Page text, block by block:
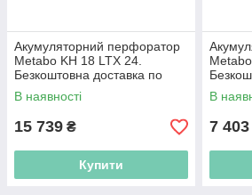
Акумуляторний перфоратор
Metabo KH 18 LTX 24.
Безкоштовна доставка по
Україні!
В наявності
15 739 ₴
Купити
Україні!
В
7 403